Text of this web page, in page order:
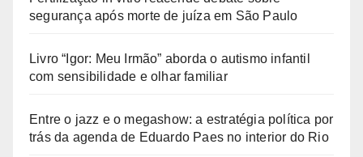
segurança após morte de juíza em São Paulo
Livro “Igor: Meu Irmão” aborda o autismo infantil
com sensibilidade e olhar familiar
Entre o jazz e o megashow: a estratégia política por
trás da agenda de Eduardo Paes no interior do Rio